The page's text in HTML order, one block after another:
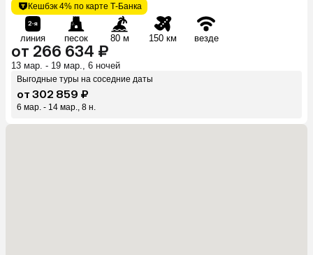
Кешбэк 4% по карте Т-Банка
линия песок 80 м 150 км везде
от 266 634 ₽
13 мар. - 19 мар., 6 ночей
Выгодные туры на соседние даты
от 302 859 ₽
6 мар. - 14 мар., 8 н.